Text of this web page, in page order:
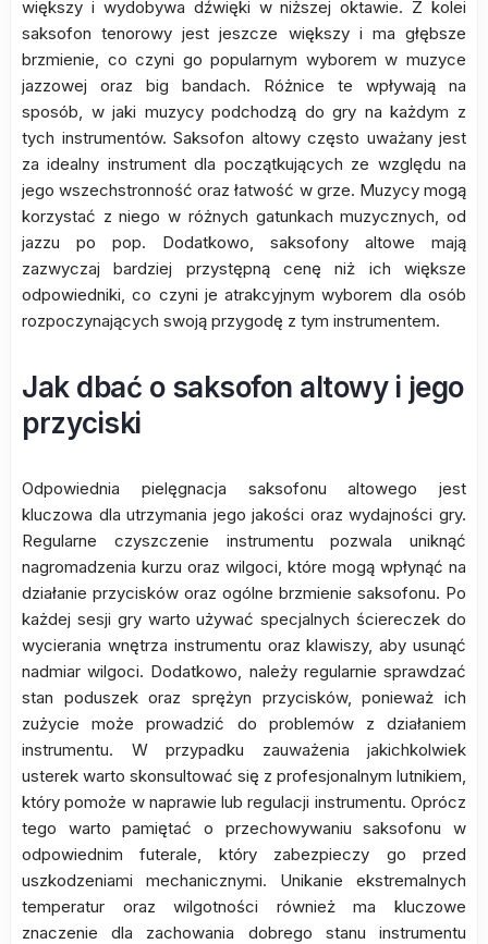
większy i wydobywa dźwięki w niższej oktawie. Z kolei
saksofon tenorowy jest jeszcze większy i ma głębsze
brzmienie, co czyni go popularnym wyborem w muzyce
jazzowej oraz big bandach. Różnice te wpływają na
sposób, w jaki muzycy podchodzą do gry na każdym z
tych instrumentów. Saksofon altowy często uważany jest
za idealny instrument dla początkujących ze względu na
jego wszechstronność oraz łatwość w grze. Muzycy mogą
korzystać z niego w różnych gatunkach muzycznych, od
jazzu po pop. Dodatkowo, saksofony altowe mają
zazwyczaj bardziej przystępną cenę niż ich większe
odpowiedniki, co czyni je atrakcyjnym wyborem dla osób
rozpoczynających swoją przygodę z tym instrumentem.
Jak dbać o saksofon altowy i jego
przyciski
Odpowiednia pielęgnacja saksofonu altowego jest
kluczowa dla utrzymania jego jakości oraz wydajności gry.
Regularne czyszczenie instrumentu pozwala uniknąć
nagromadzenia kurzu oraz wilgoci, które mogą wpłynąć na
działanie przycisków oraz ogólne brzmienie saksofonu. Po
każdej sesji gry warto używać specjalnych ściereczek do
wycierania wnętrza instrumentu oraz klawiszy, aby usunąć
nadmiar wilgoci. Dodatkowo, należy regularnie sprawdzać
stan poduszek oraz sprężyn przycisków, ponieważ ich
zużycie może prowadzić do problemów z działaniem
instrumentu. W przypadku zauważenia jakichkolwiek
usterek warto skonsultować się z profesjonalnym lutnikiem,
który pomoże w naprawie lub regulacji instrumentu. Oprócz
tego warto pamiętać o przechowywaniu saksofonu w
odpowiednim futerale, który zabezpieczy go przed
uszkodzeniami mechanicznymi. Unikanie ekstremalnych
temperatur oraz wilgotności również ma kluczowe
znaczenie dla zachowania dobrego stanu instrumentu